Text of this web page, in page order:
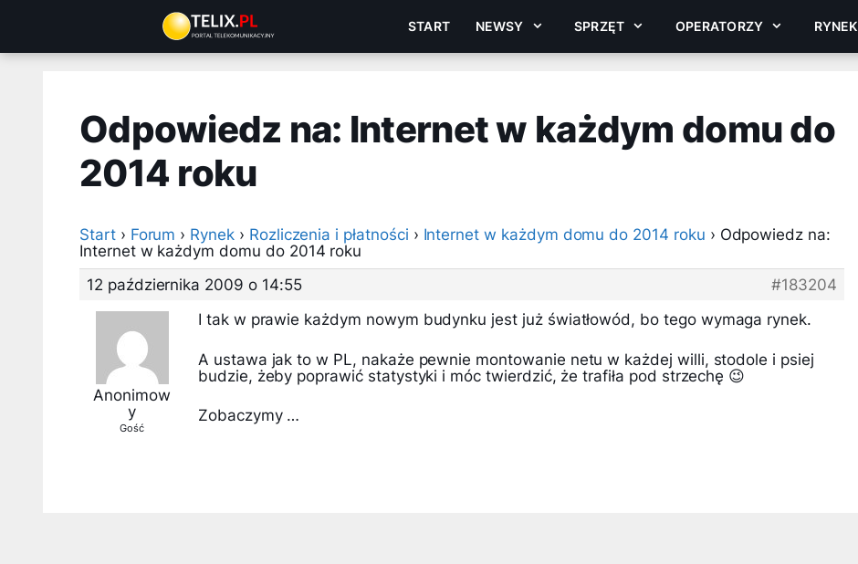
treści
START NEWSY SPRZĘT OPERATORZY RYNEK
Odpowiedz na: Internet w każdym domu do
2014 roku
Start › Forum › Rynek › Rozliczenia i płatności › Internet w każdym domu do 2014 roku › Odpowiedz na:
Internet w każdym domu do 2014 roku
12 października 2009 o 14:55
#183204
Anonimow
y
Gość
I tak w prawie każdym nowym budynku jest już światłowód, bo tego wymaga rynek.
A ustawa jak to w PL, nakaże pewnie montowanie netu w każdej willi, stodole i psiej
budzie, żeby poprawić statystyki i móc twierdzić, że trafiła pod strzechę 😉
Zobaczymy …